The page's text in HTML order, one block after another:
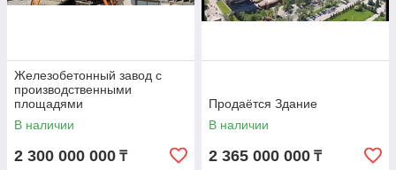
Железобетонный завод с
производственными
площадями
В наличии
2 300 000 000 ₸
Продаётся Здание
В наличии
2 365 000 000 ₸